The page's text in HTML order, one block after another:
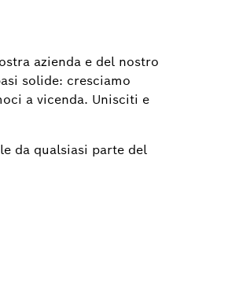
azienda e del nostro
solide: cresciamo
a vicenda. Unisciti e
da qualsiasi parte del